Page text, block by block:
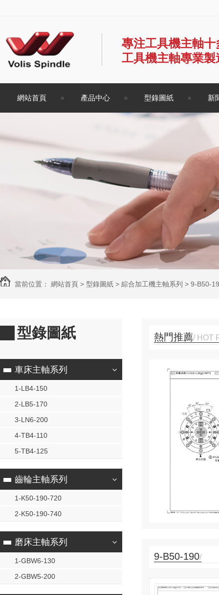
專注工具機主軸十
工具機主軸專業製
網站首頁 產品中心 型錄圖紙 新
當前位置： 網站首頁 > 型錄圖紙 > 綜合加工機主軸系列 > 9-B50-
型錄圖紙
車床主軸系列
1-LB4-150
2-LB5-170
3-LN6-200
4-TB4-110
5-TB4-125
齒輪主軸系列
1-K50-190-720
2-K50-190-740
磨床主軸系列
1-GBW6-130
2-GBW5-200
熱門推薦/ HOT
型錄
35388589
：400-831-0075
9-B50-190/